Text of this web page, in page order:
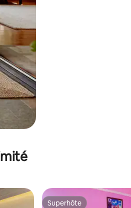
Superhôte